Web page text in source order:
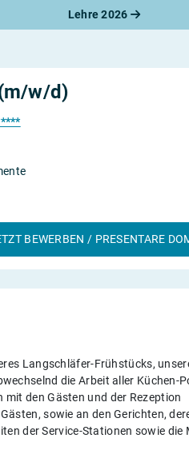
Lehre 2026
w/d)
BEWERBEN / PRESENTARE
Langschläfer-Frühstücks,
die Arbeit aller Küchen-
den Gästen und der Rezeption
sowie an den Gerichten,
der Service-Stationen sowie die